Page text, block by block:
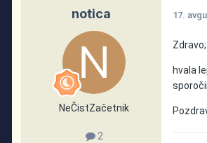
notica
NeČistZačetnik
2
17.
Zdravo;
hvala